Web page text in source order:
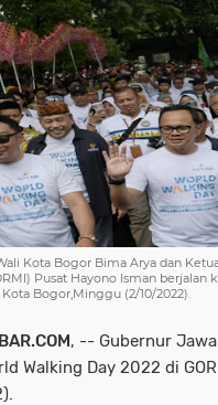
Kota Bogor Bima Arya dan
Pusat Hayono Isman berjalan
Bogor,Minggu (2/10/2022).
, -- Gubernur
Walking Day 2022 di